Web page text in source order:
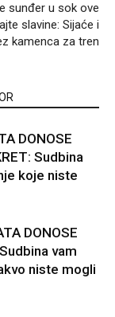
sunđer u sok ove
slavine: Sijaće i
kamenca za tren
DONOSE
Sudbina
koje niste
DONOSE
vam
niste mogli